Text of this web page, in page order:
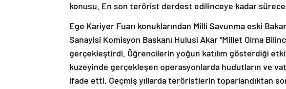
konusu. En son terörist derdest edilinceye kadar
Ege Kariyer Fuarı konuklarından Milli Savunma eski
Sanayisi Komisyon Başkanı Hulusi Akar “Millet Olma
gerçekleştirdi. Öğrencilerin yoğun katılım gösterdiği
kuzeyinde gerçekleşen operasyonlarda hudutların ve
ifade etti. Geçmiş yıllarda teröristlerin toparlandıktan